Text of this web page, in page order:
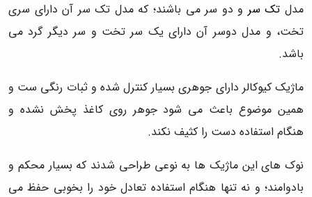
مدل تک سر و دو سر می باشند؛ که مدل تک سر آن دارای سری
تخت، و مدل دوسر آن دارای یک سر تخت و سر دیگر گرد می
باشد.
ماژیک کیوکالر دارای جوهری بسیار کنترل شده و ثبات رنگی ست و
همین موضوع باعث می شود جوهر روی کاغذ پخش نشده و
هنگام استفاده دست را کثیف نکند.
نوک های این ماژیک ها به نوعی طراحی شدند که بسیار محکم و
بادوامند؛ و نه تنها هنگام استفاده تعادل خود را بخوبی حفظ می